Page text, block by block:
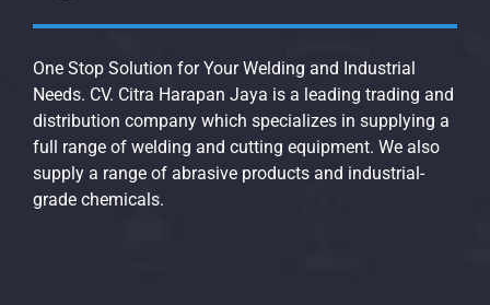
One Stop Solution for Your Welding and Industrial
Needs. CV. Citra Harapan Jaya is a leading trading and
distribution company which specializes in supplying a
full range of welding and cutting equipment. We also
supply a range of abrasive products and industrial-
grade chemicals.